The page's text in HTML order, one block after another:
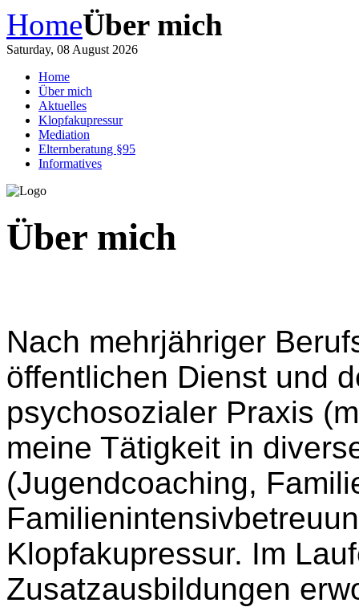
HomeÜber mich
Saturday, 08 August 2026
Home
Über mich
Aktuelles
Klopfakupressur
Mediation
Elternberatung §95
Informatives
Über mich
Nach mehrjähriger
öffentlichen Dienst und
psychosozialer Praxis
meine Tätigkeit in
(Jugendcoaching,
Klopfakupressur. Im
Zusatzausbildungen